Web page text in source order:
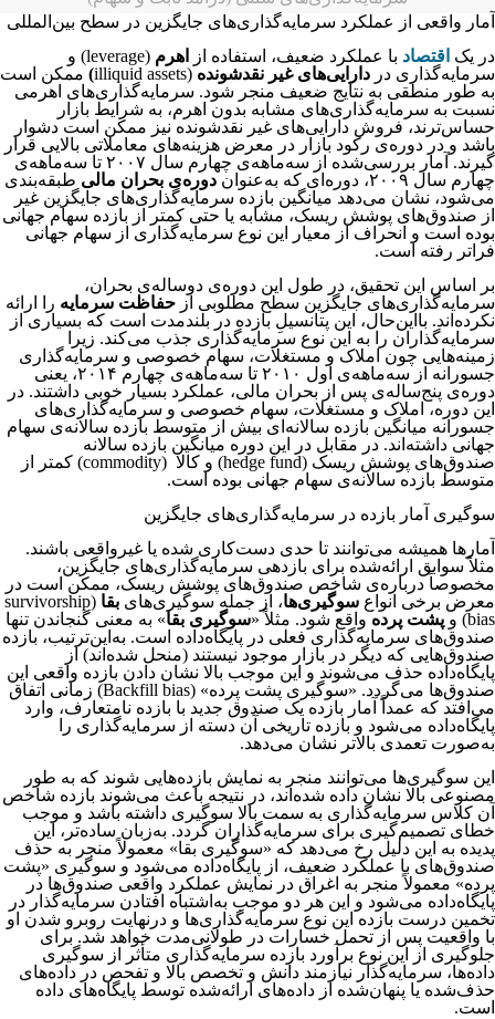
آمار واقعی از عملکرد سرمایه‌گذاری‌های جایگزین در سطح بین‌المللی
در یک اقتصاد با عملکرد ضعیف، استفاده از اهرم
(leverage) و
سرمایه‌گذاری در دارایی‌های غیر نقدشونده (illiquid assets
) ممکن است
به طور منطقی به نتایج ضعیف منجر شود. سرمایه‌گذاری‌های اهرمی
نسبت به سرمایه‌گذاری‌های مشابه بدون اهرم، به شرایط بازار
حساس‌ترند، فروش دارایی‌های غیر نقدشونده نیز ممکن است دشوار
باشد و در دوره‌ی رکود بازار در معرض هزینه‌های معاملاتی بالایی قرار
گیرند. آمار بررسی‌شده از سه‌ماهه‌ی چهارم سال ۲۰۰۷ تا سه‌ماهه‌ی
چهارم سال ۲۰۰۹، دوره‌ای که به‌عنوان
دوره‌ی بحران مالی طبقه‌بندی
می‌شود، نشان می‌دهد میانگین بازده سرمایه‌گذاری‌های جایگزین غیر
از صندوق‌های پوشش ریسک، مشابه یا حتی کمتر از بازده سهام جهانی
بوده است و انحراف از معیار این نوع سرمایه‌گذاری از سهام جهانی
فراتر رفته است.
بر اساس این تحقیق، در طول این دوره‌ی دوساله‌ی بحران،
سرمایه‌گذاری‌های جایگزین سطح مطلوبی از حفاظت سرمایه را ارائه
نکرده‌اند. بااین‌حال، این پتانسیلِ بازده در بلندمدت است که بسیاری از
سرمایه‌گذاران را به این نوع سرمایه‌گذاری جذب می‌کند. زیرا
زمینه‌هایی چون املاک و مستغلات، سهام خصوصی و سرمایه‌گذاری
جسورانه از سه‌ماهه‌ی اول ۲۰۱۰ تا سه‌ماهه‌ی چهارم ۲۰۱۴، یعنی
دوره‌ی پنج‌ساله‌ی پس از بحران مالی، عملکرد بسیار خوبی داشتند. در
این دوره، املاک و مستغلات، سهام خصوصی و سرمایه‌گذاری‌های
جسورانه میانگین بازده سالانه‌ای بیش از متوسط ​​بازده سالانه‌ی سهام
جهانی داشته‌اند. در مقابل در این دوره میانگین بازده سالانه
صندوق‌های پوشش ریسک (hedge fund) و کالا (commodity) کمتر از
متوسط ​​بازده سالانه‌ی سهام جهانی بوده است.
سوگیری آمار بازده در سرمایه‌گذاری‌های جایگزین
آمارها همیشه می‌توانند تا حدی دست‌کاری شده یا غیرواقعی باشند.
مثلاً سوابق ارائه‌شده برای بازدهی سرمایه‌گذاری‌های جایگزین،
مخصوصاً درباره‌ی شاخص‌ صندوق‌های پوشش ریسک، ممکن است در
معرض برخی انواع سوگیری‌ها، از جمله سوگیری‌های بقا (survivorship
bias) و
پشت پرده واقع شود. مثلاً «سوگیری بقا» به معنی گنجاندن تنها
صندوق‌های سرمایه‌گذاری فعلی در پایگاه‌داده است. به‌این‌ترتیب، بازده
صندوق‌هایی که دیگر در بازار موجود نیستند (منحل شده‌اند) از
پایگاه‌داده حذف می‌شوند و این موجب بالا نشان دادن بازده واقعی این
صندوق‌ها می‌گردد. «سوگیری پشت پرده» (Backfill bias) زمانی اتفاق
می‌افتد که عمداً آمار بازده یک صندوق جدید با بازده نامتعارف، وارد
پایگاه‌داده می‌شود و بازده تاریخی آن دسته از سرمایه‌گذاری را
به‌صورت تعمدی بالاتر نشان می‌دهد.
این سوگیری‌ها می‌توانند منجر به نمایش بازده‌هایی شوند که به طور
مصنوعی بالا نشان‌ داده شده‌اند، در نتیجه باعث می‌شوند بازده شاخص
آن کلاس سرمایه‌گذاری به سمت بالا سوگیری داشته باشد و موجب
خطای تصمیم‌گیری برای سرمایه‌گذاران گردد. به‌زبان ساده‌تر، این
پدیده به این دلیل رخ می‌دهد که «سوگیری بقا» معمولاً منجر به حذف
صندوق‌های با عملکرد ضعیف، از پایگاه‌داده می‌شود و سوگیری «پشت
پرده» معمولاً منجر به اغراق در نمایش عملکرد واقعی صندوق‌ها در
پایگاه‌داده می‌شود و این هر دو موجب به‌اشتباه افتادن سرمایه‌گذار در
تخمین درست بازده این نوع سرمایه‌گذاری‌ها و درنهایت روبرو شدن او
با واقعیت پس از تحمل خسارات در طولانی‌مدت خواهد شد. برای
جلوگیری از این نوع برآورد بازده سرمایه‌گذاری متأثر از سوگیری
داده‌ها، سرمایه‌گذار نیازمند دانش و تخصص بالا و تفحص در داده‌های
حذف‌شده یا پنهان‌شده از داده‌های ارائه‌شده توسط پایگاه‌های داده
است.